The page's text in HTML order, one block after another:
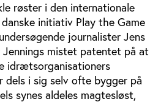
røster i den internationale
initiativ Play the Game
journalister Jens
mistet patentet på at
idrætsorganisationers
dels i sig selv ofte bygger på
synes aldeles magtesløst,